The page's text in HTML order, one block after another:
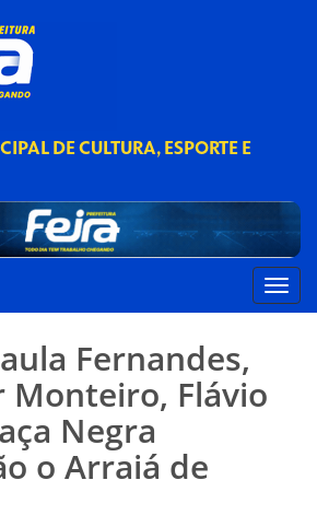
DE CULTURA, ESPORTE E
Fernandes,
Monteiro, Flávio
Negra
o Arraiá de